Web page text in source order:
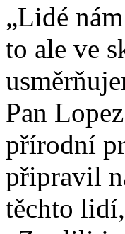
„Lidé
to ale ve
Pan
přírodní
připravil
těchto